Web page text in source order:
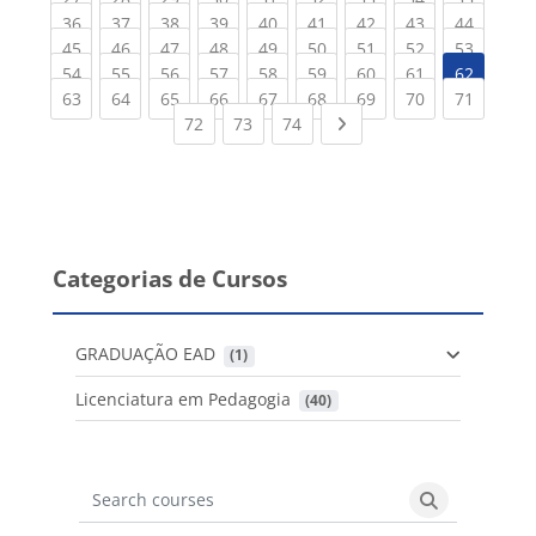
36(current)
37(current)
38(current)
39(current)
40(current)
41(current)
42(current)
43(current)
44
45(current)
46(current)
47(current)
48(current)
49(current)
50(current)
51(current)
52(current)
53
54(current)
55(current)
56(current)
57(current)
58(current)
59(current)
60(current)
61(current)
62
63(current)
64(current)
65(current)
66(current)
67(current)
68(current)
69(current)
70(current)
71
72 (current)
73 (current)
74(current)Next page
Categorias de Cursos
GRADUAÇÃO EAD (1)
Licenciatura em Pedagogia (40)
Search courses
Search